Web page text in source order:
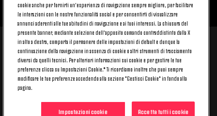
TORNA SU
© 2026 Juventus Football Club S.p.A.
Juventus Football Club S.p.A. Via Druento, 175 10151 Torino - Italia;
CONTACT CENTER (+39) 011.45.30.486. Il servizio è attivo dal lunedì al
venerdì (9-20) e il sabato (9-15), festivi esclusi.
Il costo del servizio varia in base al piano tariffario sottoscritto con il
proprio operatore telefonico e non prevede alcun costo aggiuntivo.
cookie anche per fornirti un’esperienza di navigazione sempre migliore, per facilitare
le interazioni con le nostre funzionalità social e per consentirti di visualizzare
annunci aderenti alle tue abitudini di navigazione e ai tuoi interessi. La chiusura del
presente banner, mediante selezione dell’apposito comando contraddistinto dalla X
in alto a destra, comporta il permanere delle impostazioni di default e dunque la
continuazione della navigazione in assenza di cookie o altri strumenti di tracciamento
diversi da quelli tecnici. Per ulteriori informazioni sui cookie e per gestire le tue
preferenze clicca su Impostazioni Cookie.* Ti ricordiamo inoltre che puoi sempre
modificare le tue preferenze accedendo alla sezione "Gestisci Cookie" in fondo alla
pagina.
Accetta tutti i cookie
Impostazioni cookie